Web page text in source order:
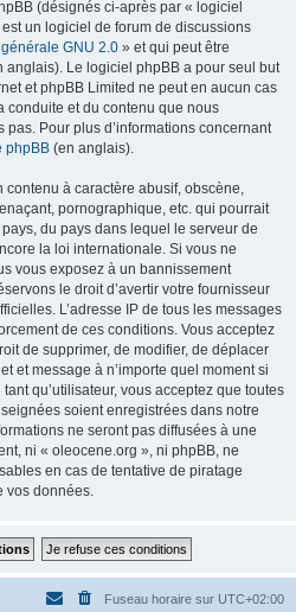
(désignés ci-après par « logiciel
un logiciel de forum de discussions
GNU 2.0 » et qui peut être
anglais). Le logiciel phpBB a pour seul but
et phpBB Limited ne peut en aucun cas
conduite et du contenu que nous
pas. Pour plus d’informations concernant
phpBB (en anglais).
à caractère abusif, obscène,
pornographique, etc. qui pourrait
du pays dans lequel le serveur de
la loi internationale. Si vous ne
vous exposez à un bannissement
le droit d’avertir votre fournisseur
L’adresse IP de tous les messages
de ces conditions. Vous acceptez
de supprimer, de modifier, de déplacer
et message à n’importe quel moment si
qu’utilisateur, vous acceptez que toutes
soient enregistrées dans notre
ne seront pas diffusées à une
ni « oleocene.org », ni phpBB, ne
en cas de tentative de piratage
vos données.
Fuseau horaire sur UTC+02:00